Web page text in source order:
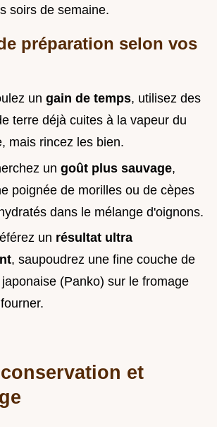
soirs de semaine.
préparation selon vos
un gain de temps, utilisez des
terre déjà cuites à la vapeur du
mais rincez les bien.
un goût plus sauvage,
poignée de morilles ou de cèpes
dans le mélange d'oignons.
un résultat ultra
, saupoudrez une fine couche de
(Panko) sur le fromage
et